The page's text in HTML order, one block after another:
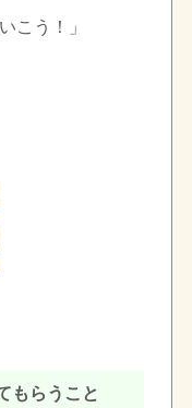
こう！」
もらうこと